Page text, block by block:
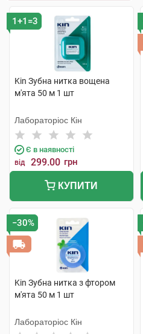
1+1=3
Kin Зубна нитка вощена
м'ята 50 м 1 шт
Лабораторіос Кін
Є в наявності
від 299.00 грн
КУПИТИ
−30%
Kin Зубна нитка з фтором
м'ята 50 м 1 шт
Лабораторіос Кін